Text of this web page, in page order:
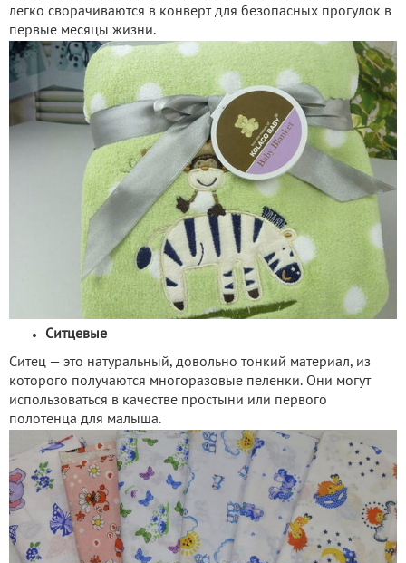
легко сворачиваются в конверт для безопасных прогулок в
первые месяцы жизни.
Ситцевые
Ситец — это натуральный, довольно тонкий материал, из
которого получаются многоразовые пеленки. Они могут
использоваться в качестве простыни или первого
полотенца для малыша.